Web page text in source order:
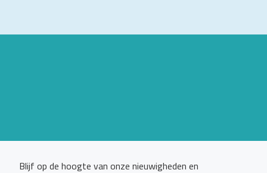
Blijf op de hoogte van onze nieuwigheden en